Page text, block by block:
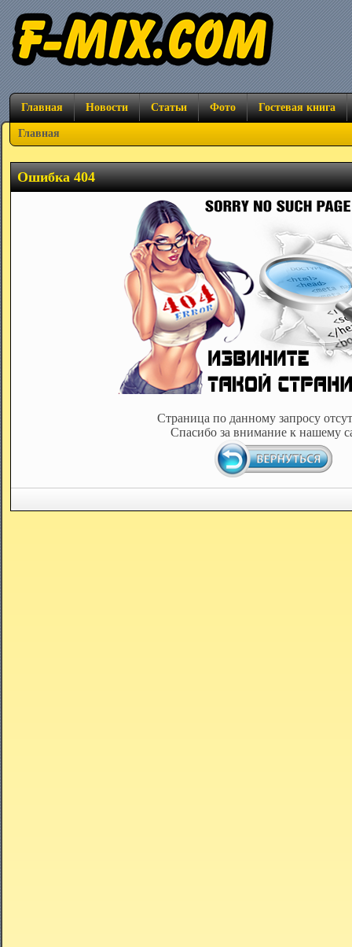
Главная Новости Статьи Фото Гостевая книга
Главная
Ошибка 404
Страница по данному запросу
Спасибо за внимание к нашему